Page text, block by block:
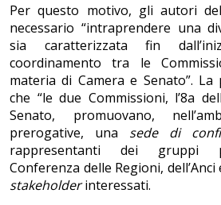
Per questo motivo, gli autori
necessario “intraprendere una
sia caratterizzata fin
coordinamento tra le
materia di Camera e Senato”.
che “le due Commissioni, l’8a
Senato, promuovano,
prerogative, una sede di
rappresentanti dei gruppi
Conferenza delle Regioni, dell’Anci
stakeholderinteressati.